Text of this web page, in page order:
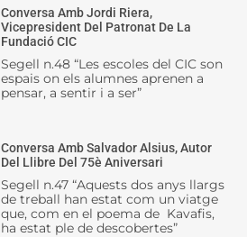
Conversa Amb Jordi Riera,
Vicepresident Del Patronat De La
Fundació CIC
Segell n.48 “Les escoles del CIC son
espais on els alumnes aprenen a
pensar, a sentir i a ser”
Conversa Amb Salvador Alsius, Autor
Del Llibre Del 75è Aniversari
Segell n.47 “Aquests dos anys llargs
de treball han estat com un viatge
que, com en el poema de Kavafis,
ha estat ple de descobertes”